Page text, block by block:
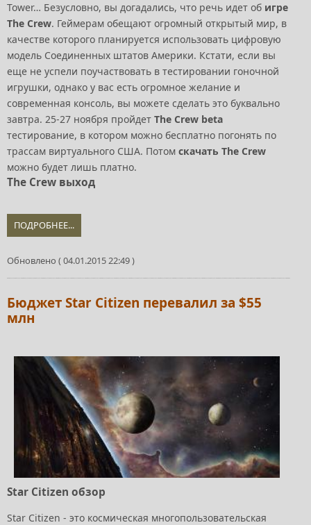
Tower… Безусловно, вы догадались, что речь идет об игре
The Crew. Геймерам обещают огромный открытый мир, в
качестве которого планируется использовать цифровую
модель Соединенных штатов Америки. Кстати, если вы
еще не успели поучаствовать в тестировании гоночной
игрушки, однако у вас есть огромное желание и
современная консоль, вы можете сделать это буквально
завтра. 25-27 ноября пройдет The Crew beta
тестирование, в котором можно бесплатно погонять по
трассам виртуального США. Потом скачать The Crew
можно будет лишь платно.
The Crew выход
ПОДРОБНЕЕ...
Обновлено ( 04.01.2015 22:49 )
Бюджет Star Citizen перевалил за $55
млн
Star Citizen обзор
Star Citizen - это космическая многопользовательская